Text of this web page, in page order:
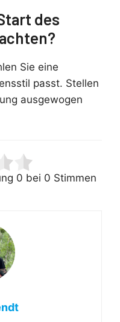
des
Sie eine
passt. Stellen
ausgewogen
0 bei 0 Stimmen